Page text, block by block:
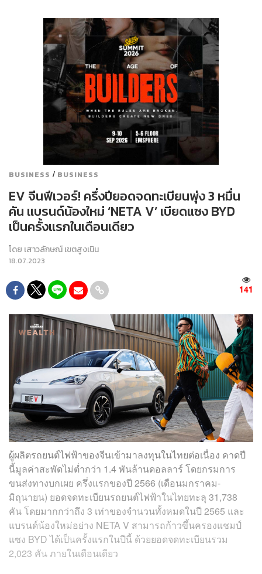
BUSINESS / BUSINESS
EV จีนฟีเวอร์! ครึ่งปียอดจดทะเบียนพุ่ง 3 หมื่น
คัน แบรนด์น้องใหม่ ‘NETA V’ เบียดแซง BYD
เป็นครั้งแรกในเดือนเดียว
โดย เสาวลักษณ์ เขตสูงเนิน
18.07.2023
141
ผู้ผลิตรถยนต์ไฟฟ้าของจีนเข้ามาลงทุนในไทยต่อเนื่อง คาดปี
นี้มูลค่าสะพัดไม่ต่ำกว่า 1.4 พันล้านดอลลาร์ โดยกรมการ
ขนส่งทางบกเผย ครึ่งแรกของปี 2566 (เดือนมกราคม-
มิถุนายน) ยอดจดทะเบียนรถยนต์ไฟฟ้าในไทยทะลุ 31,738
คัน โดยมากกว่าถึง 3 เท่าของจำนวนทั้งหมดในปี 2565 และ
แบรนด์น้องใหม่อย่าง NETA V สามารถก้าวขึ้นครองแชมป์
แซง BYD ได้เป็นครั้งแรกในปีนี้ ด้วยยอดจดทะเบียนรวม
2,023 คัน ภายในเดือนเดียว